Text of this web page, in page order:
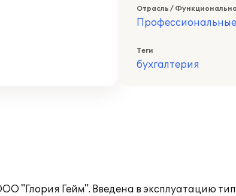
Отрасль /
Профессиональные
Теги
бухгалтерия
"Глория Гейм". Введена в эксплуатацию